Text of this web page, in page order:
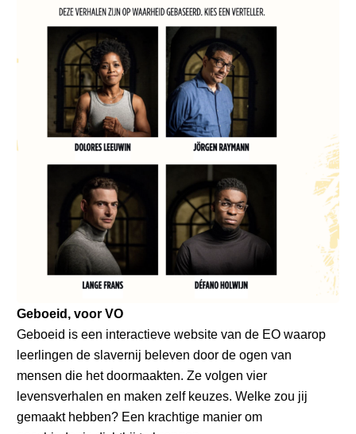
Geboeid, voor VO
Geboeid is een interactieve website van de EO waarop
leerlingen de slavernij beleven door de ogen van
mensen die het doormaakten. Ze volgen vier
levensverhalen en maken zelf keuzes. Welke zou jij
gemaakt hebben? Een krachtige manier om